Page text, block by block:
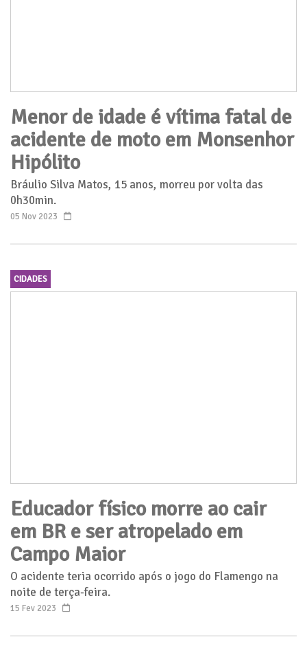
Menor de idade é vítima fatal de
acidente de moto em Monsenhor
Hipólito
Bráulio Silva Matos, 15 anos, morreu por volta das
0h30min.
05 Nov 2023
CIDADES
Educador físico morre ao cair
em BR e ser atropelado em
Campo Maior
O acidente teria ocorrido após o jogo do Flamengo na
noite de terça-feira.
15 Fev 2023